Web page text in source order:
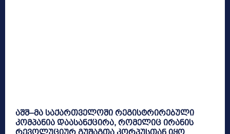
აშშ–მა საქართველოში რეგისტრირებული
კომპანია დაასანქცირა, რომელიც ირანის